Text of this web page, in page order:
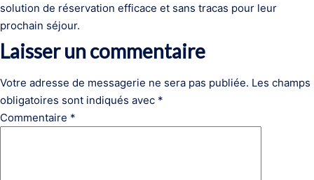
solution de réservation efficace et sans tracas pour leur
prochain séjour.
Laisser un commentaire
Votre adresse de messagerie ne sera pas publiée. Les champs
obligatoires sont indiqués avec *
Commentaire *